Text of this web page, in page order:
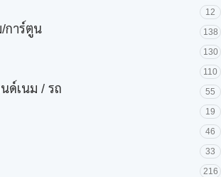
12
การ์ตูน 138
130
110
ด์เนม / รถ 55
19
46
33
216